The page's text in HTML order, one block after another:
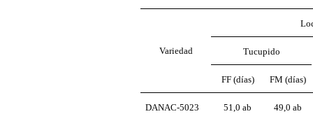
Variedad Tucupido
FF (días) FM (días)
DANAC-5023 51,0 ab 49,0 ab